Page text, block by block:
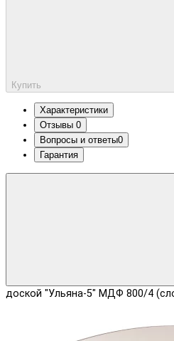
Купить
Характеристики
Отзывы 0
Вопросы и ответы0
Гарантия
доской "Ульяна-5" МДФ 800/4